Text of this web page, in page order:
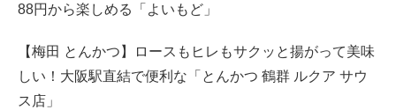
88円から楽しめる「よいもど」
【梅田 とんかつ】ロースもヒレもサクッと揚がって美味
しい！大阪駅直結で便利な「とんかつ 鶴群 ルクア サウ
ス店」